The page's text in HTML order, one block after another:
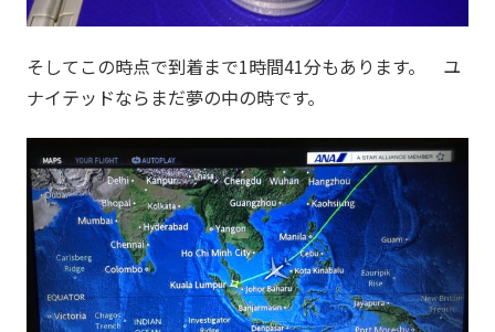
そしてこの時点で到着まで1時間41分もあります。 ユ
ナイテッドならまだ夢の中の時です。